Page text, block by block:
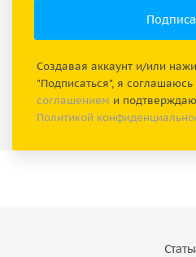
Создавая аккаунт и/или
"Подписаться", я соглашаюсь
соглашением и
Политикой